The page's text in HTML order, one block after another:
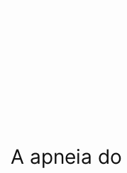
A apneia